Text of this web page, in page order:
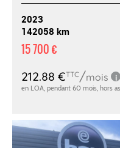
2023
142058 km
15 700 €